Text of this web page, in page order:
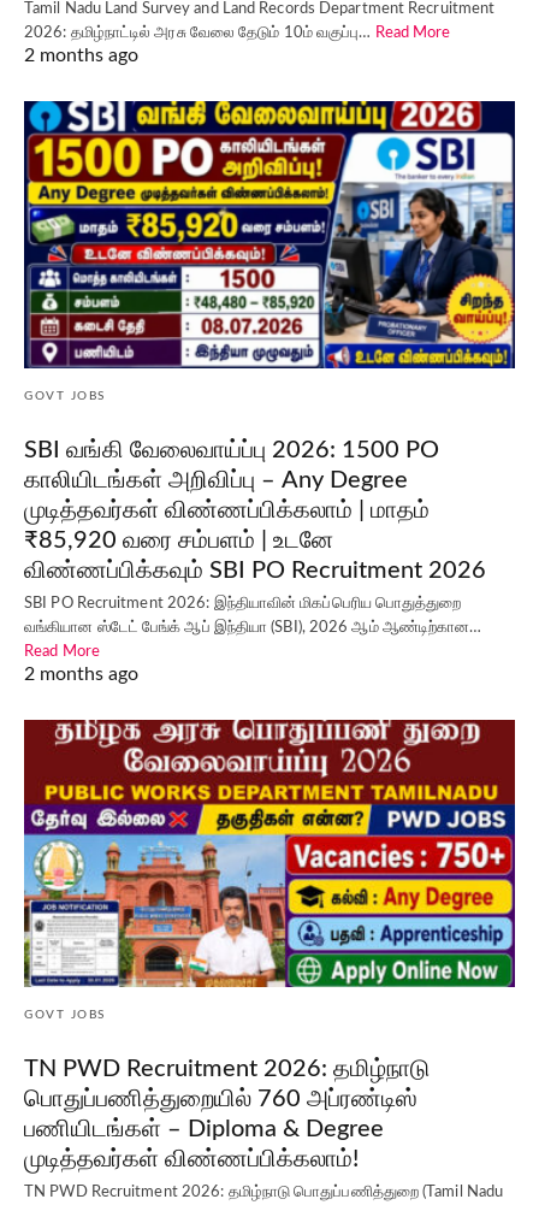
Tamil Nadu Land Survey and Land Records Department Recruitment
2026: தமிழ்நாட்டில் அரசு வேலை தேடும் 10ம் வகுப்பு… Read More
2 months ago
GOVT JOBS
SBI வங்கி வேலைவாய்ப்பு 2026: 1500 PO
காலியிடங்கள் அறிவிப்பு – Any Degree
முடித்தவர்கள் விண்ணப்பிக்கலாம் | மாதம்
₹85,920 வரை சம்பளம் | உடனே
விண்ணப்பிக்கவும் SBI PO Recruitment 2026
SBI PO Recruitment 2026: இந்தியாவின் மிகப்பெரிய பொதுத்துறை
வங்கியான ஸ்டேட் பேங்க் ஆப் இந்தியா (SBI), 2026 ஆம் ஆண்டிற்கான…
Read More
2 months ago
GOVT JOBS
TN PWD Recruitment 2026: தமிழ்நாடு
பொதுப்பணித்துறையில் 760 அப்ரண்டிஸ்
பணியிடங்கள் – Diploma & Degree
முடித்தவர்கள் விண்ணப்பிக்கலாம்!
TN PWD Recruitment 2026: தமிழ்நாடு பொதுப்பணித்துறை (Tamil Nadu